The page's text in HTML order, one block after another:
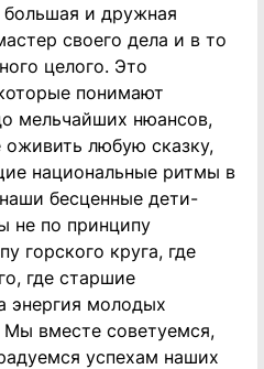
и дружная
своего дела и в то
целого. Это
понимают
мельчайших нюансов,
любую сказку,
национальные ритмы в
бесценные дети-
не по принципу
горского круга, где
где старшие
энергия молодых
вместе советуемся,
успехам наших